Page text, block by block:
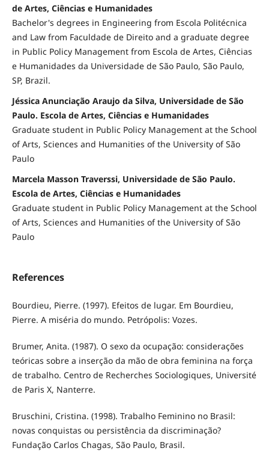
de Artes, Ciências e Humanidades
Bachelor's degrees in Engineering from Escola Politécnica
and Law from Faculdade de Direito and a graduate degree
in Public Policy Management from Escola de Artes, Ciências
e Humanidades da Universidade de São Paulo, São Paulo,
SP, Brazil.
Jéssica Anunciação Araujo da Silva, Universidade de São
Paulo. Escola de Artes, Ciências e Humanidades
Graduate student in Public Policy Management at the School
of Arts, Sciences and Humanities of the University of São
Paulo
Marcela Masson Traverssi, Universidade de São Paulo.
Escola de Artes, Ciências e Humanidades
Graduate student in Public Policy Management at the School
of Arts, Sciences and Humanities of the University of São
Paulo
References
Bourdieu, Pierre. (1997). Efeitos de lugar. Em Bourdieu,
Pierre. A miséria do mundo. Petrópolis: Vozes.
Brumer, Anita. (1987). O sexo da ocupação: considerações
teóricas sobre a inserção da mão de obra feminina na força
de trabalho. Centro de Recherches Sociologiques, Université
de Paris X, Nanterre.
Bruschini, Cristina. (1998). Trabalho Feminino no Brasil:
novas conquistas ou persistência da discriminação?
Fundação Carlos Chagas, São Paulo, Brasil.